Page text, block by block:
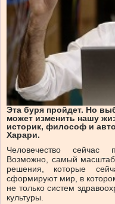
Эта буря пройдет. Но
может изменить нашу
историк, философ и
Харари.
Человечество сейчас
Возможно, самый
решения, которые
сформируют мир, в
не только систем
культуры.